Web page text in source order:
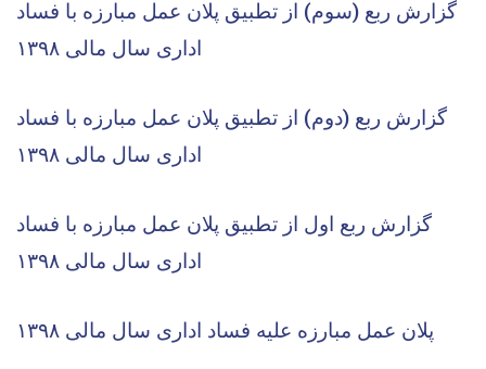
گزارش ربع (سوم) از تطبیق پلان عمل مبارزه با فساد
اداری سال مالی ۱۳۹۸
گزارش ربع (دوم) از تطبیق پلان عمل مبارزه با فساد
اداری سال مالی ۱۳۹۸
گزارش ربع اول از تطبیق پلان عمل مبارزه با فساد
اداری سال مالی ۱۳۹۸
پلان عمل مبارزه علیه فساد اداری سال مالی ۱۳۹۸